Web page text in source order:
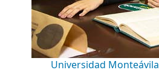
Universidad Monteávila